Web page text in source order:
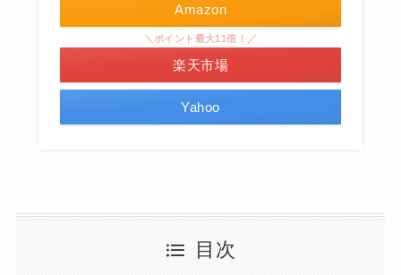
Amazon
＼ポイント最大11倍！／
楽天市場
Yahoo
目次